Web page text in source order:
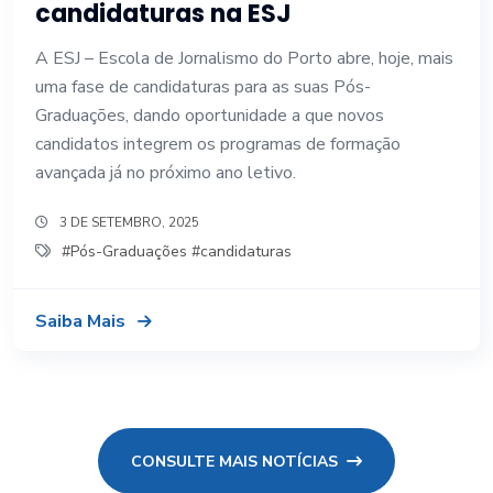
candidaturas na ESJ
A ESJ – Escola de Jornalismo do Porto abre, hoje, mais
uma fase de candidaturas para as suas Pós-
Graduações, dando oportunidade a que novos
candidatos integrem os programas de formação
avançada já no próximo ano letivo.
3 DE SETEMBRO, 2025
#Pós-Graduações #candidaturas
Saiba Mais
CONSULTE MAIS NOTÍCIAS